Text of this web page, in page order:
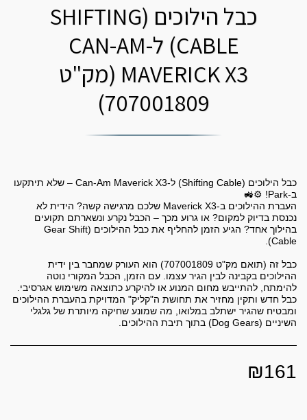
כבל הילוכים (SHIFTING
CABLE) ל-CAN-AM
MAVERICK X3 (מק"ט
707001809)
כבל הילוכים (Shifting Cable) ל-Can-Am Maverick X3 – שלא תיתקעו
העברת ההילוכים ב-Maverick X3 שלכם מרגישה קשה? הידית לא
נכנסת בדיוק למקום? או גרוע מכך – הכבל נקרע ונשארתם תקועים
בהילוך אחד? הגיע הזמן להחליף את כבל ההילוכים (Gear Shift
כבל זה (תואם מק"ט 707001809) הוא העורק שמחבר בין ידית
ההילוכים בקבינה לבין הגיר עצמו. עם הזמן, הכבל המקורי נוטה
להימתח, להתייבש מחום המנוע או להיקרע כתוצאה משימוש אגרסיבי.
כבל חדש ותקין מחזיר את תחושת ה"קליק" המדויקת בהעברת ההילוכים
ומבטיח שהגיר ישתלב במלואו, מה שמונע שחיקה מיותרת של גלגלי
השיניים (Dog Gears) בתוך תיבת ההילוכים.
₪161